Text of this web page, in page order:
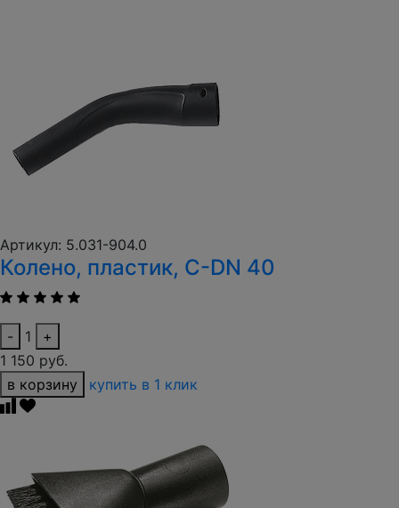
Артикул: 5.031-904.0
Колено, пластик, C-DN 40
- 1
+
1 150 руб.
в корзину
купить в 1 клик